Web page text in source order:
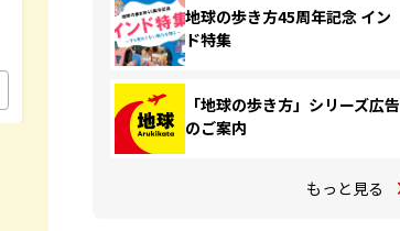
地球の歩き方45周年記念 イン
ド特集
「地球の歩き方」シリーズ広告
のご案内
もっと見る